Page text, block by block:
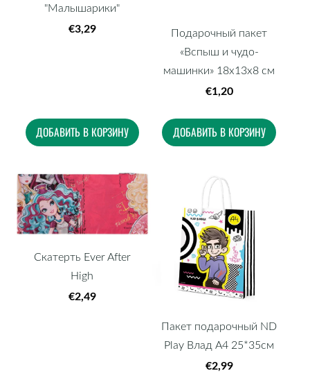
"Малышарики"
€3,29
ДОБАВИТЬ В КОРЗИНУ
Подарочный пакет
«Вспыш и чудо-
машинки» 18x13x8 см
€1,20
ДОБАВИТЬ В КОРЗИНУ
Скатерть Ever After
High
€2,49
Пакет подарочный ND
Play Влад А4 25*35см
€2,99